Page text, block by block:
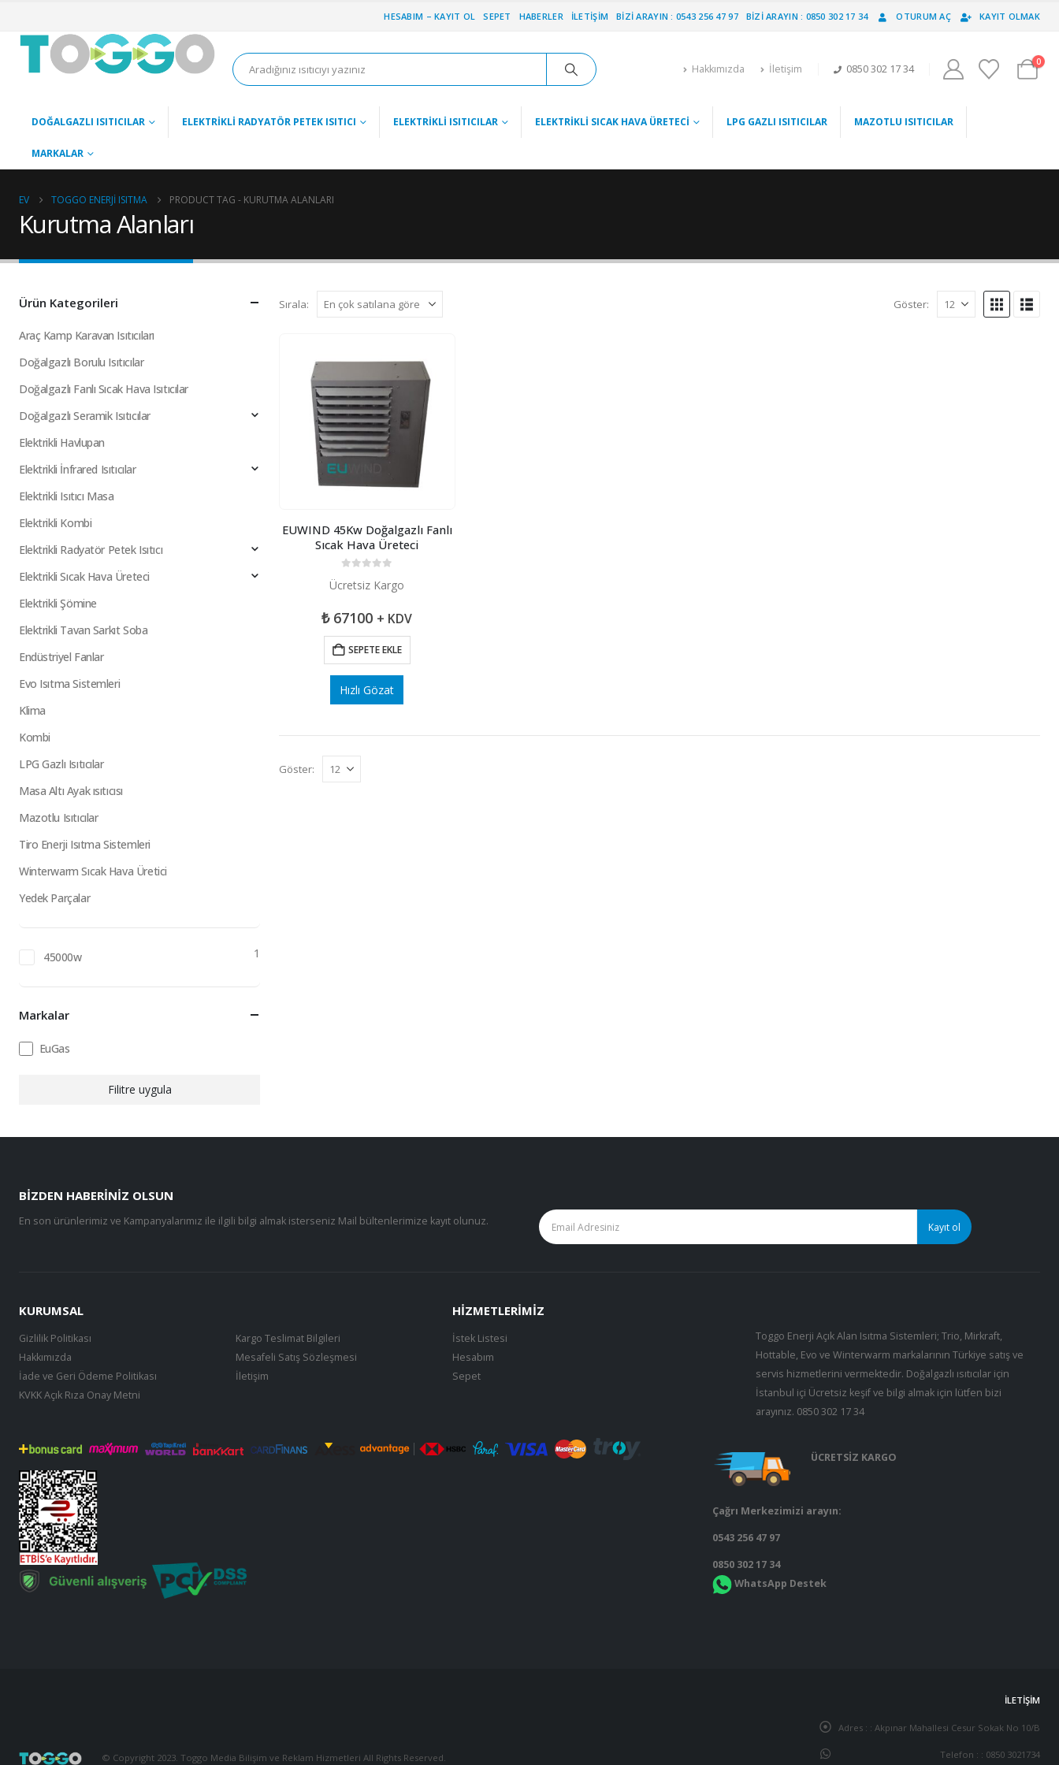
HESABIM – KAYIT OL SEPET HABERLER İLETIŞIM BIZI ARAYIN : 0543 256 47 97 BIZI ARAYIN : 0850 302 17 34 OTURUM AÇ KAYIT OLMAK
Hakkımızda İletişim 0850 302 17 34
0
DOĞALGAZLI ISITICILAR ELEKTRIKLI RADYATÖR PETEK ISITICI ELEKTRIKLI ISITICILAR ELEKTRIKLI SICAK HAVA ÜRETECI LPG GAZLI ISITICILAR MAZOTLU ISITICILAR
MARKALAR
EV TOGGO ENERJI ISITMA PRODUCT TAG - KURUTMA ALANLARI
Kurutma Alanları
Sırala: Göster:
EUWIND 45Kw Doğalgazlı Fanlı
Sıcak Hava Üreteci
Ücretsiz Kargo
₺67100 + KDV
SEPETE EKLE
Hızlı Gözat
Göster:
Ürün Kategorileri
Araç Kamp Karavan Isıtıcıları
Doğalgazlı Borulu Isıtıcılar
Doğalgazlı Fanlı Sıcak Hava Isıtıcılar
Doğalgazlı Seramik Isıtıcılar
Elektrikli Havlupan
Elektrikli İnfrared Isıtıcılar
Elektrikli Isıtıcı Masa
Elektrikli Kombi
Elektrikli Radyatör Petek Isıtıcı
Elektrikli Sıcak Hava Üreteci
Elektrikli Şömine
Elektrikli Tavan Sarkıt Soba
Endüstriyel Fanlar
Evo Isıtma Sistemleri
Klima
Kombi
LPG Gazlı Isıtıcılar
Masa Altı Ayak ısıtıcısı
Mazotlu Isıtıcılar
Tiro Enerji Isıtma Sistemleri
Winterwarm Sıcak Hava Üretici
Yedek Parçalar
45000w 1
Markalar
EuGas
Filitre uygula
BIZDEN HABERINIZ OLSUN
En son ürünlerimiz ve Kampanyalarımız ile ilgili bilgi almak isterseniz Mail bültenlerimize kayıt olunuz.
KURUMSAL
Gizlilik Politikası
Hakkımızda
İade ve Geri Ödeme Politikası
KVKK Açık Rıza Onay Metni
Kargo Teslimat Bilgileri
Mesafeli Satış Sözleşmesi
İletişim
HIZMETLERIMIZ
İstek Listesi
Hesabım
Sepet
Toggo Enerji Açık Alan Isıtma Sistemleri; Trio, Mirkraft,
Hottable, Evo ve Winterwarm markalarının Türkiye satış ve
servis hizmetlerini vermektedir. Doğalgazlı ısıtıcılar için
İstanbul içi Ücretsiz keşif ve bilgi almak için lütfen bizi
arayınız. 0850 302 17 34
ÜCRETSİZ KARGO
Çağrı Merkezimizi arayın:
0543 256 47 97
0850 302 17 34
WhatsApp Destek
© Copyright 2023. Toggo Media Bilişim ve Reklam Hizmetleri All Rights Reserved.
İLETIŞIM
Adres : : Akpınar Mahallesi Cesur Sokak No 10/B
Telefon : : 0850 3021734